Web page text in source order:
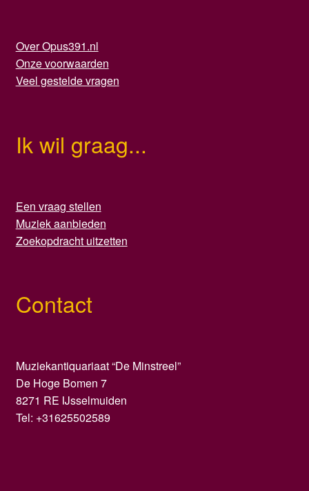
Over Opus391.nl
Onze voorwaarden
Veel gestelde vragen
Ik wil graag...
Een vraag stellen
Muziek aanbieden
Zoekopdracht uitzetten
Contact
Muziekantiquariaat “De Minstreel”
De Hoge Bomen 7
8271 RE IJsselmuiden
Tel: +31625502589